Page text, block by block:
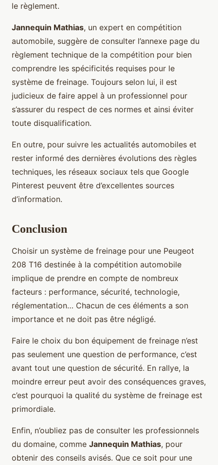
le règlement.
Jannequin Mathias, un expert en compétition
automobile, suggère de consulter l’annexe page du
règlement technique de la compétition pour bien
comprendre les spécificités requises pour le
système de freinage. Toujours selon lui, il est
judicieux de faire appel à un professionnel pour
s’assurer du respect de ces normes et ainsi éviter
toute disqualification.
En outre, pour suivre les actualités automobiles et
rester informé des dernières évolutions des règles
techniques, les réseaux sociaux tels que Google
Pinterest peuvent être d’excellentes sources
d’information.
Conclusion
Choisir un système de freinage pour une Peugeot
208 T16 destinée à la compétition automobile
implique de prendre en compte de nombreux
facteurs : performance, sécurité, technologie,
réglementation… Chacun de ces éléments a son
importance et ne doit pas être négligé.
Faire le choix du bon équipement de freinage n’est
pas seulement une question de performance, c’est
avant tout une question de sécurité. En rallye, la
moindre erreur peut avoir des conséquences graves,
c’est pourquoi la qualité du système de freinage est
primordiale.
Enfin, n’oubliez pas de consulter les professionnels
du domaine, comme Jannequin Mathias, pour
obtenir des conseils avisés. Que ce soit pour une